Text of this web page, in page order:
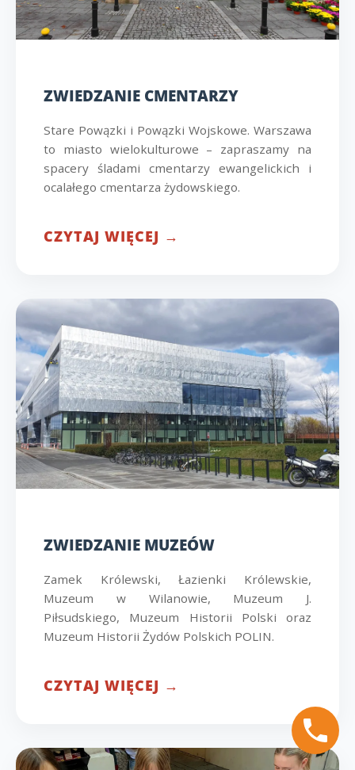
ZWIEDZANIE CMENTARZY
Stare Powązki i Powązki Wojskowe. Warszawa
to miasto wielokulturowe – zapraszamy na
spacery śladami cmentarzy ewangelickich i
ocalałego cmentarza żydowskiego.
CZYTAJ WIĘCEJ →
ZWIEDZANIE MUZEÓW
Zamek Królewski, Łazienki Królewskie,
Muzeum w Wilanowie, Muzeum J.
Piłsudskiego, Muzeum Historii Polski oraz
Muzeum Historii Żydów Polskich POLIN.
CZYTAJ WIĘCEJ →